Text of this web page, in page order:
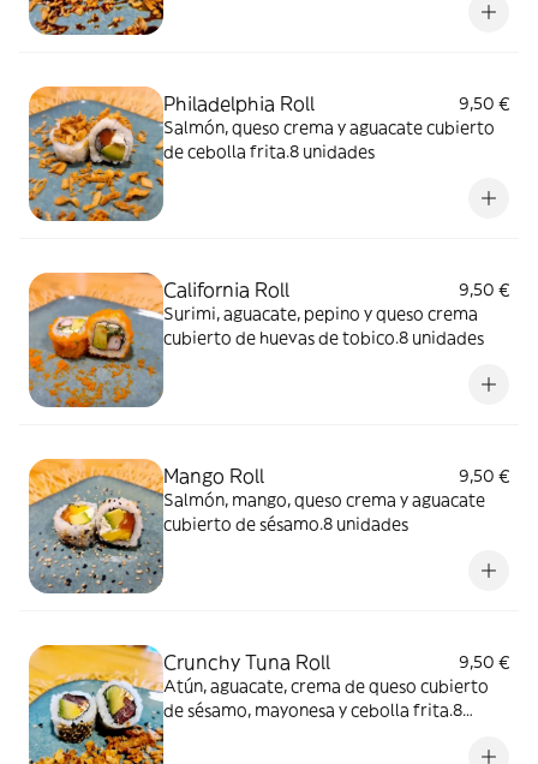
Philadelphia Roll
9,50 €
Salmón, queso crema y aguacate cubierto
de cebolla frita.8 unidades
California Roll
9,50 €
Surimi, aguacate, pepino y queso crema
cubierto de huevas de tobico.8 unidades
Mango Roll
9,50 €
Salmón, mango, queso crema y aguacate
cubierto de sésamo.8 unidades
Crunchy Tuna Roll
9,50 €
Atún, aguacate, crema de queso cubierto
de sésamo, mayonesa y cebolla frita.8